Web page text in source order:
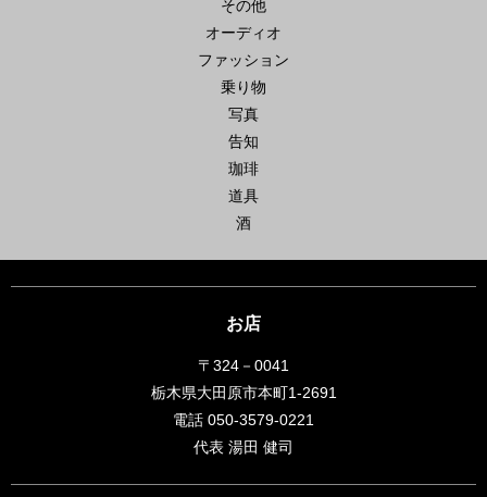
その他
オーディオ
ファッション
乗り物
写真
告知
珈琲
道具
酒
お店
〒324－0041
栃木県大田原市本町1-2691
電話 050-3579-0221
代表 湯田 健司